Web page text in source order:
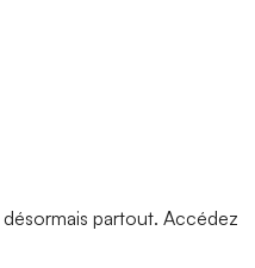
partout. Accédez